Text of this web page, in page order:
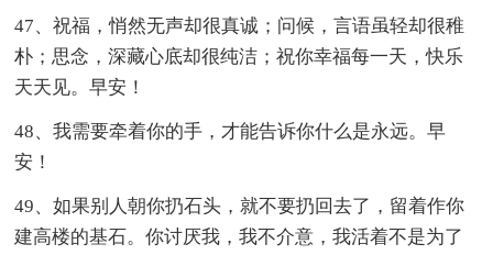
47、祝福，悄然无声却很真诚；问候，言语虽轻却很稚
朴；思念，深藏心底却很纯洁；祝你幸福每一天，快乐
天天见。早安！
48、我需要牵着你的手，才能告诉你什么是永远。早
安！
49、如果别人朝你扔石头，就不要扔回去了，留着作你
建高楼的基石。你讨厌我，我不介意，我活着不是为了